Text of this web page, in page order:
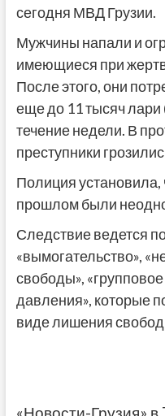
сегодня МВД Грузии.
Мужчины напали и
имеющиеся при
После этого, они
еще до 11 тысяч лари
течение недели. В
преступники
Полиция
прошлом были
Следствие ведется
«вымогательство»,
свободы»,
давления», которые
виде лишения
«Новости-Грузия» в